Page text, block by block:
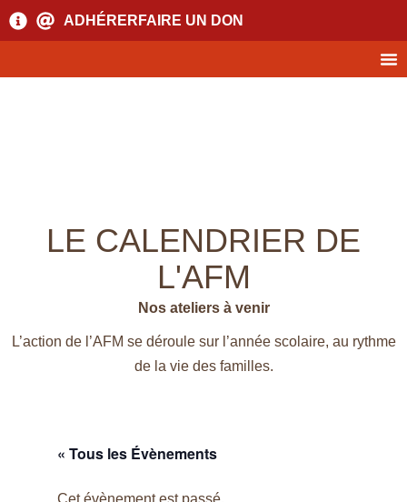
ADHÉRER FAIRE UN DON
LE CALENDRIER DE
L'AFM
Nos ateliers à venir
L’action de l’AFM se déroule sur l’année scolaire, au rythme
de la vie des familles.
« Tous les Évènements
Cet évènement est passé.